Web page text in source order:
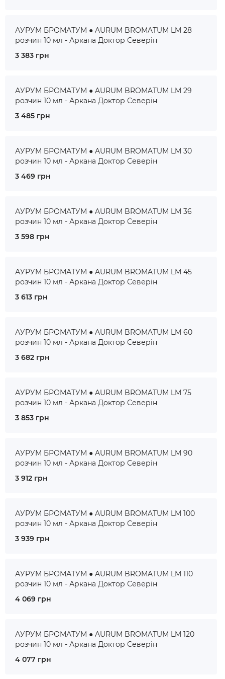
АУРУМ БРОМАТУМ ● AURUM BROMATUM LM 28
розчин 10 мл - Аркана Доктор Северін
3 383 грн
АУРУМ БРОМАТУМ ● AURUM BROMATUM LM 29
розчин 10 мл - Аркана Доктор Северін
3 485 грн
АУРУМ БРОМАТУМ ● AURUM BROMATUM LM 30
розчин 10 мл - Аркана Доктор Северін
3 469 грн
АУРУМ БРОМАТУМ ● AURUM BROMATUM LM 36
розчин 10 мл - Аркана Доктор Северін
3 598 грн
АУРУМ БРОМАТУМ ● AURUM BROMATUM LM 45
розчин 10 мл - Аркана Доктор Северін
3 613 грн
АУРУМ БРОМАТУМ ● AURUM BROMATUM LM 60
розчин 10 мл - Аркана Доктор Северін
3 682 грн
АУРУМ БРОМАТУМ ● AURUM BROMATUM LM 75
розчин 10 мл - Аркана Доктор Северін
3 853 грн
АУРУМ БРОМАТУМ ● AURUM BROMATUM LM 90
розчин 10 мл - Аркана Доктор Северін
3 912 грн
АУРУМ БРОМАТУМ ● AURUM BROMATUM LM 100
розчин 10 мл - Аркана Доктор Северін
3 939 грн
АУРУМ БРОМАТУМ ● AURUM BROMATUM LM 110
розчин 10 мл - Аркана Доктор Северін
4 069 грн
АУРУМ БРОМАТУМ ● AURUM BROMATUM LM 120
розчин 10 мл - Аркана Доктор Северін
4 077 грн